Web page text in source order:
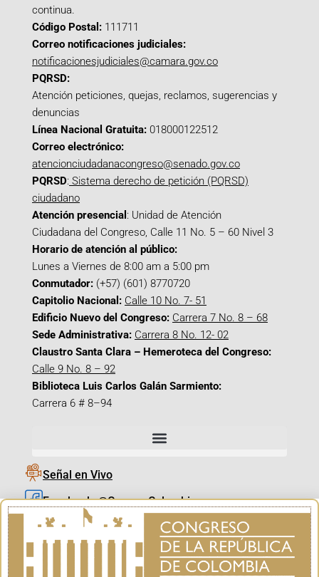
continua.
Código Postal: 111711
Correo notificaciones judiciales:
notificacionesjudiciales@camara.gov.co
PQRSD:
Atención peticiones, quejas, reclamos, sugerencias y
denuncias
Línea Nacional Gratuita: 018000122512
Correo electrónico:
atencionciudadanacongreso@senado.gov.co
PQRSD: Sistema derecho de petición (PQRSD)
ciudadano
Atención presencial : Unidad de Atención
Ciudadana del Congreso, Calle 11 No. 5 – 60 Nivel 3
Horario de atención al público:
Lunes a Viernes de 8:00 am a 5:00 pm
Conmutador: (+57) (601) 8770720
Capitolio Nacional: Calle 10 No. 7- 51
Edificio Nuevo del Congreso: Carrera 7 No. 8 – 68
Sede Administrativa: Carrera 8 No. 12- 02
Claustro Santa Clara – Hemeroteca del Congreso:
Calle 9 No. 8 – 92
Biblioteca Luis Carlos Galán Sarmiento:
Carrera 6 # 8–94
Señal en Vivo
Facebook_@CamaraColombia
Instagram_@CamaraColombia
X_@CamaraColombia